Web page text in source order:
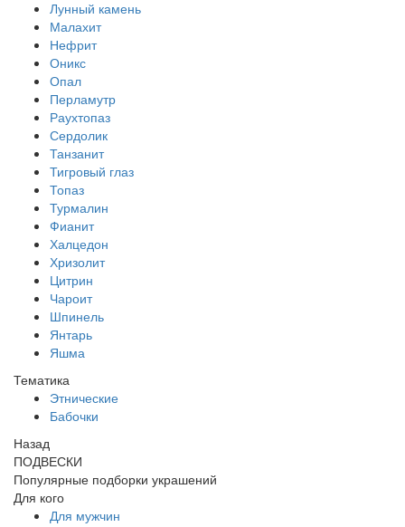
Лунный камень
Малахит
Нефрит
Оникс
Опал
Перламутр
Раухтопаз
Сердолик
Танзанит
Тигровый глаз
Топаз
Турмалин
Фианит
Халцедон
Хризолит
Цитрин
Чароит
Шпинель
Янтарь
Яшма
Тематика
Этнические
Бабочки
Назад
ПОДВЕСКИ
Популярные подборки украшений
Для кого
Для мужчин